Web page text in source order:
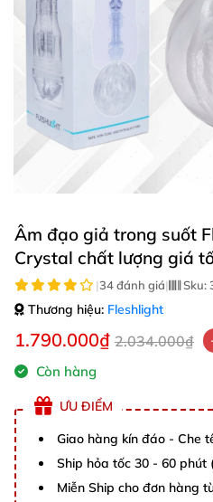
Âm đạo giả trong suốt
Crystal chất lượng giá
|34 đánh giá| Sku:
Thương hiệu: Fleshlight
1.790.000₫ 2.034.000₫
Còn hàng
ƯU ĐIỂM
Giao hàng kín đáo - Che
Ship hỏa tốc 30 - 60 phút
Miễn Ship cho đơn hàng